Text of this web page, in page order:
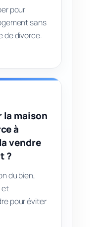
pour
sans
de divorce.
la maison
à
vendre
?
du bien,
et
pour éviter